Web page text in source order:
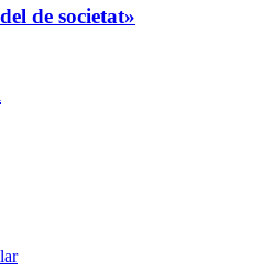
de societat»